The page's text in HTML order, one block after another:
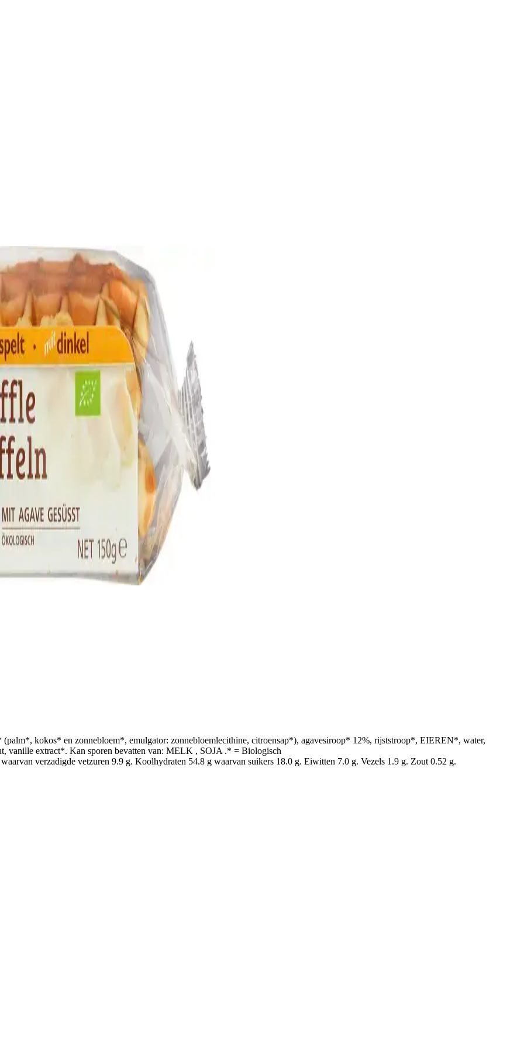
kokos* en zonnebloem*, emulgator: zonnebloemlecithine, citroensap*), agavesiroop* 12%, rijststroop*, EIEREN*, water,
vanille extract*. Kan sporen bevatten van: MELK , SOJA .* = Biologisch
verzadigde vetzuren 9.9 g. Koolhydraten 54.8 g waarvan suikers 18.0 g. Eiwitten 7.0 g. Vezels 1.9 g. Zout 0.52 g.